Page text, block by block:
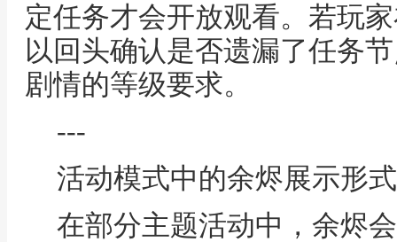
定任务才会开放观看。若玩
以回头确认是否遗漏了任务
剧情的等级要求。
---
活动模式中的余烬展示形式
在部分主题活动中，余烬